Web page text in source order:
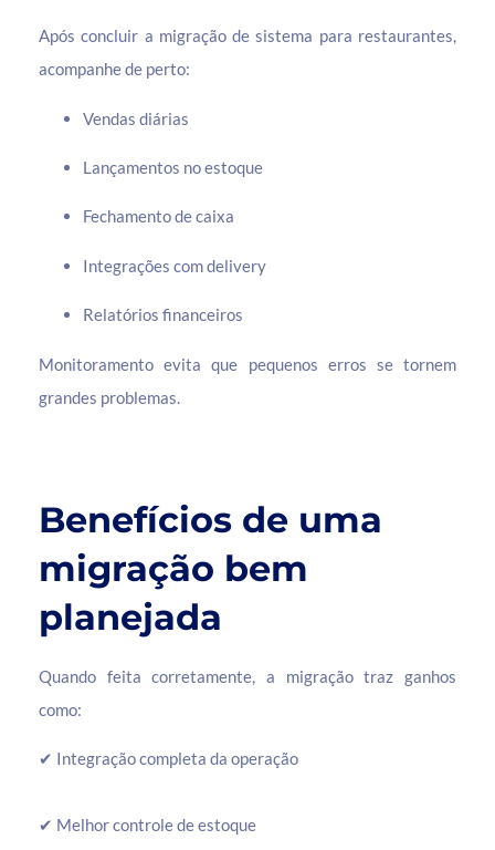
Após concluir a migração de sistema para restaurantes,
acompanhe de perto:
Vendas diárias
Lançamentos no estoque
Fechamento de caixa
Integrações com delivery
Relatórios financeiros
Monitoramento evita que pequenos erros se tornem
grandes problemas.
Benefícios de uma
migração bem
planejada
Quando feita corretamente, a migração traz ganhos
como:
✔ Integração completa da operação
✔ Melhor controle de estoque